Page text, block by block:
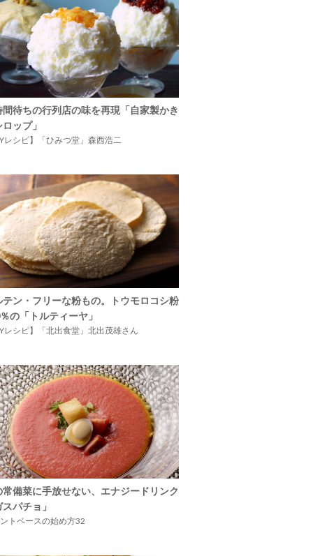
間待ちの行列店の味を再現「自家製かき
ップ」
レシピ】「ひみつ堂」森西浩二
テン・フリーな粉もの。トウモロコシ粉
の「トルティーヤ」
レシピ】「北出食堂」北出茂雄さん
常備菜に手放せない、エナジードリンク
パチョ」
トベースの始め方32